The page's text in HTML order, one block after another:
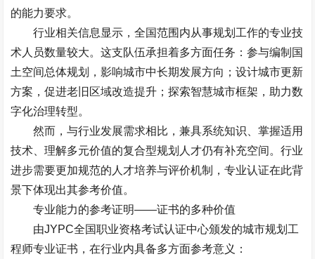
的能力要求。
行业相关信息显示，全国范围内从事规划工作的专业技
术人员数量较大。这支队伍承担着多方面任务：参与编制国
土空间总体规划，影响城市中长期发展方向；设计城市更新
方案，促进老旧区域改造提升；探索智慧城市框架，助力数
字化治理转型。
然而，与行业发展需求相比，兼具系统知识、掌握适用
技术、理解多元价值的复合型规划人才仍有补充空间。行业
进步需要更加规范的人才培养与评价机制，专业认证在此背
景下体现出其参考价值。
专业能力的参考证明——证书的多种价值
由JYPC全国职业资格考试认证中心颁发的城市规划工
程师专业证书，在行业内具备多方面参考意义：